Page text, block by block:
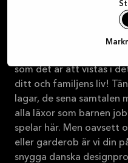
som det är att vistas i
ditt och familjens liv!
lagar, de sena samtalen
alla läxor som barnen
spelar här. Men oavsett
eller garderob är vi din
snygga danska